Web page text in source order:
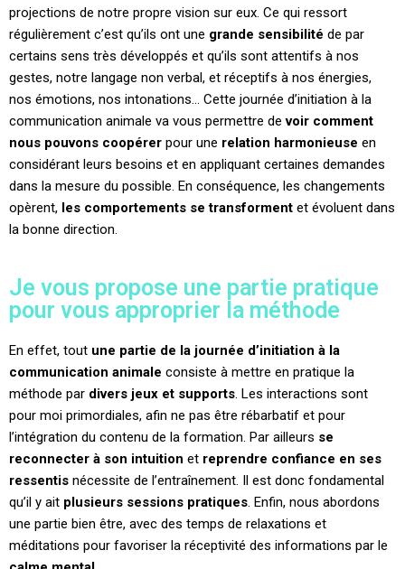
projections de notre propre vision sur eux. Ce qui ressort
régulièrement c’est qu’ils ont une grande sensibilité de par
certains sens très développés et qu’ils sont attentifs à nos
gestes, notre langage non verbal, et réceptifs à nos énergies,
nos émotions, nos intonations… Cette journée d’initiation à la
communication animale va vous permettre devoir comment
nous pouvons coopérer pour une relation harmonieuse en
considérant leurs besoins et en appliquant certaines demandes
dans la mesure du possible. En conséquence, les changements
opèrent, les comportements se transforment et évoluent dans
la bonne direction.
Je vous propose une partie pratique
pour vous approprier la méthode
En effet, tout une partie de la journée d’initiation à la
communication animale consiste à mettre en pratique la
méthode par divers jeux et supports. Les interactions sont
pour moi primordiales, afin ne pas être rébarbatif et pour
l’intégration du contenu de la formation. Par ailleurs se
reconnecter à son intuition et reprendre confiance en ses
ressentis nécessite de l’entraînement. Il est donc fondamental
qu’il y ait plusieurs sessions pratiques. Enfin, nous abordons
une partie bien être, avec des temps de relaxations et
méditations pour favoriser la réceptivité des informations par le